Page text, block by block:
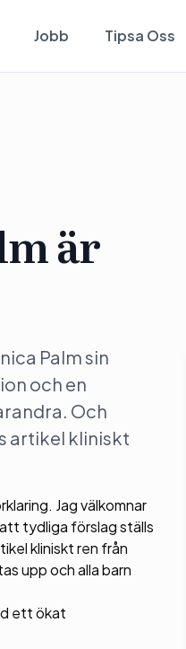
Jobb Tipsa Oss
är
Palm sin
och en
Och
artikel kliniskt
Jag välkomnar
tydliga förslag ställs
kliniskt ren från
upp och alla barn
ett ökat